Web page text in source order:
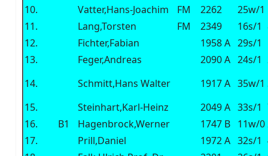
10.
Vatter,Hans-Joachim FM 2262 25w/1
11.
Lang,Torsten FM 2349 16s/1
12.
Fichter,Fabian 1958A 29s/1
13.
Feger,Andreas 2090A 24s/1
14.
Schmitt,Hans Walter 1917A 35w/1
15.
Steinhart,Karl-Heinz 2049A 33s/1
16.
B1 Hagenbrock,Werner 1747 B 11w/0
17.
Prill,Daniel 1972A 32s/1